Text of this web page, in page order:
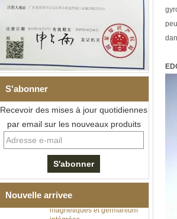
S'abonner
Recevoir des mises à jour quotidiennes
par email sur les nouveaux produits
Nouvelle arrivee
Bracelet à maillons I en acier
inoxydable 304 en
céramique de zircone noire
pour hommes, fermoir
316L, bracelet à maillons
magnétiques et germanium
intégrées